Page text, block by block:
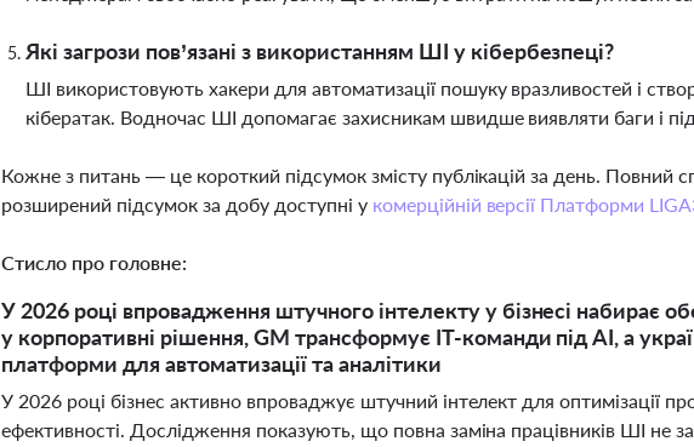
Які загрози пов’язані з використанням ШІ у кібербезпеці?
ШІ використовують хакери для автоматизації пошуку вразливостей і
кібератак. Водночас ШІ допомагає захисникам швидше виявляти баги і
Кожне з питань — це короткий підсумок змісту публікацій за день.
розширений підсумок за добу доступні у комерційній версії Платформи
Стисло про головне:
У 2026 році впровадження штучного інтелекту у бізнесі набирає
у корпоративні рішення, GM трансформує ІТ-команди під AI, а
платформи для автоматизації та аналітики
У 2026 році бізнес активно впроваджує штучний інтелект для оптимізації
ефективності. Дослідження показують, що повна заміна працівників ШІ не